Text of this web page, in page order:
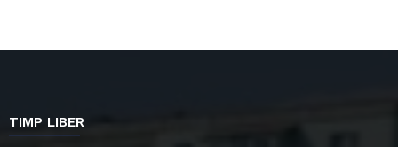
TIMP LIBER